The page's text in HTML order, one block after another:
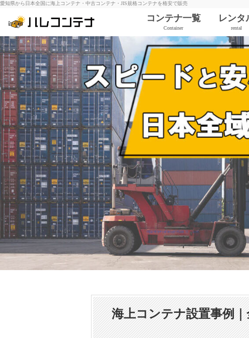
愛知県から日本全国に海上コンテナ・中古コンテナ・JIS規格コンテナを格安で販売
コンテナ一覧
Container
6ft コンテナ
12ft コンテナ
20ft コンテナ¥286,000〜
40ft コンテナ¥484,000〜
ハイキューブ
レンタ
rental
海上コンテナ設置事例